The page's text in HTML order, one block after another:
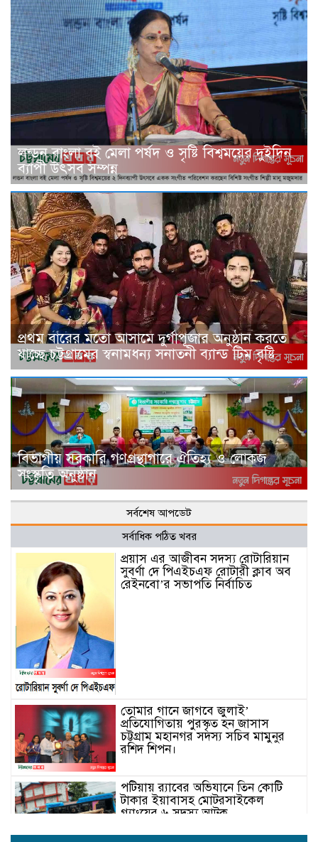
লন্ডন বাংলা বই মেলা পর্ষদ ও সৃষ্টি বিশ্বময়ের দুইদিন
ব্যাপী উৎসব সম্পন্ন
প্রথম বারের মতো আসামে দুর্গাপূজার অনুষ্ঠান করতে
যাচ্ছে চট্টগ্রামের স্বনামধন্য সনাতনী ব্যান্ড টিম বৃষ্টি
বিভাগীয় সরকারি গণগ্রন্থাগারে ঐতিহ্য ও লোকজ
সংস্কৃতি অনুষ্ঠান
সর্বশেষ আপডেট
সর্বাধিক পঠিত খবর
প্রয়াস এর আজীবন সদস্য রোটারিয়ান
সুবর্ণা দে পিএইচএফ রোটারী ক্লাব অব
রেইনবো’র সভাপতি নির্বাচিত
তোমার গানে জাগবে জুলাই’
প্রতিযোগিতায় পুরস্কৃত হন জাসাস
চট্টগ্রাম মহানগর সদস‌্য স‌চিব মামুনুর
রশিদ শিপন।
পটিয়ায় র‍্যাবের অভিযানে তিন কোটি
টাকার ইয়াবাসহ মোটরসাইকেল
গ্যাংয়ের ৬ সদস্য আটক